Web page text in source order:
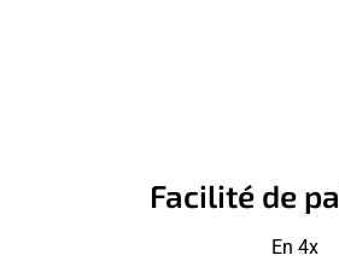
Facilité de
En 4x